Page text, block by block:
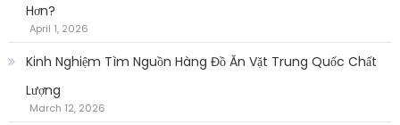
Hơn?
April 1, 2026
Kinh Nghiệm Tìm Nguồn Hàng Đồ Ăn Vặt Trung Quốc Chất
Lượng
March 12, 2026